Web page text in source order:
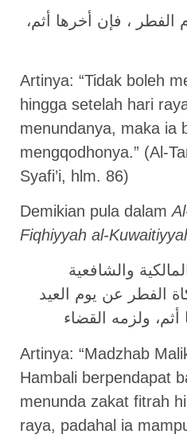
الفطر ، فإن أخرها أثم،
Artinya: “Tidak boleh
hingga setelah hari
menundanya, maka ia
mengqodhonya.” (Al-
Syafi’i, hlm. 86)
Demikian pula dalam
Fiqhiyyah al-
والشافعية
الفطر عن يوم العيد
ولزمه القضاء
Artinya: “Madzhab
Hambali berpendapat
menunda zakat fitrah
raya, padahal ia